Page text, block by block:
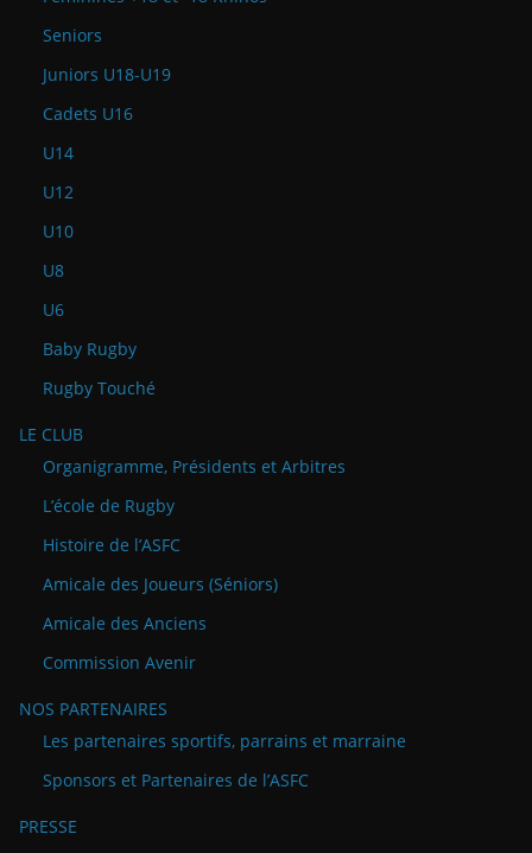
Seniors
Juniors U18-U19
Cadets U16
U14
U12
U10
U8
U6
Baby Rugby
Rugby Touché
LE CLUB
Organigramme, Présidents et Arbitres
L’école de Rugby
Histoire de l’ASFC
Amicale des Joueurs (Séniors)
Amicale des Anciens
Commission Avenir
NOS PARTENAIRES
Les partenaires sportifs, parrains et marraine
Sponsors et Partenaires de l’ASFC
PRESSE